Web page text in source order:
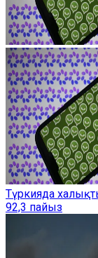
Түркияда
92,3 пайыз